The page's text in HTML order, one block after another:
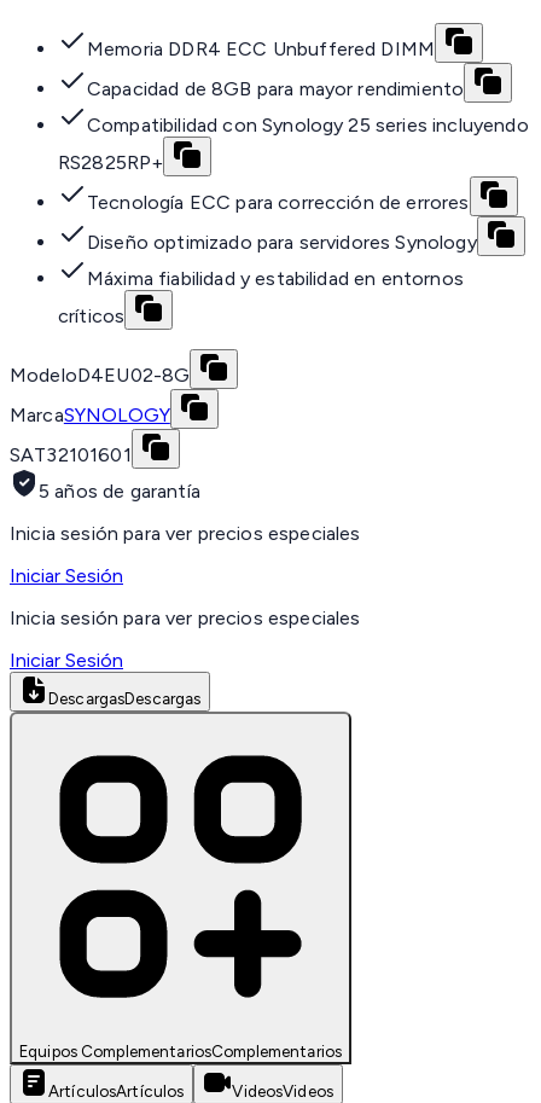
Memoria DDR4 ECC Unbuffered DIMM
Capacidad de 8GB para mayor rendimiento
Compatibilidad con Synology 25 series incluyendo
RS2825RP+
Tecnología ECC para corrección de errores
Diseño optimizado para servidores Synology
Máxima fiabilidad y estabilidad en entornos
críticos
ModeloD4EU02-8G
MarcaSYNOLOGY
SAT32101601
5 años de garantía
Inicia sesión para ver precios especiales
Iniciar Sesión
Inicia sesión para ver precios especiales
Iniciar Sesión
DescargasDescargas
Equipos ComplementariosComplementarios
ArtículosArtículos VideosVideos